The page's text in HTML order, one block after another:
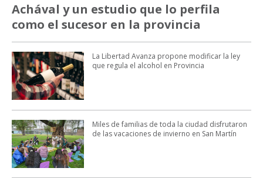
Achával y un estudio que lo perfila
como el sucesor en la provincia
La Libertad Avanza propone modificar la ley
que regula el alcohol en Provincia
Miles de familias de toda la ciudad disfrutaron
de las vacaciones de invierno en San Martín